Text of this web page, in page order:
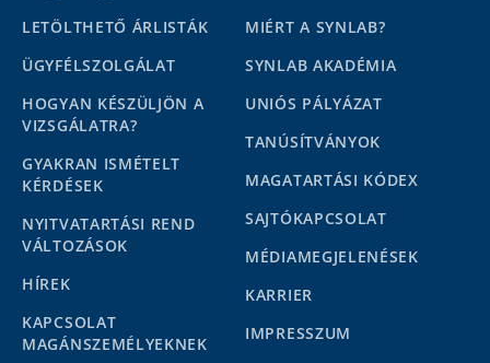
LETÖLTHETŐ ÁRLISTÁK
ÜGYFÉLSZOLGÁLAT
HOGYAN KÉSZÜLJÖN A
VIZSGÁLATRA?
GYAKRAN ISMÉTELT
KÉRDÉSEK
NYITVATARTÁSI REND
VÁLTOZÁSOK
HÍREK
KAPCSOLAT
MAGÁNSZEMÉLYEKNEK
MIÉRT A SYNLAB?
SYNLAB AKADÉMIA
UNIÓS PÁLYÁZAT
TANÚSÍTVÁNYOK
MAGATARTÁSI KÓDEX
SAJTÓKAPCSOLAT
MÉDIAMEGJELENÉSEK
KARRIER
IMPRESSZUM